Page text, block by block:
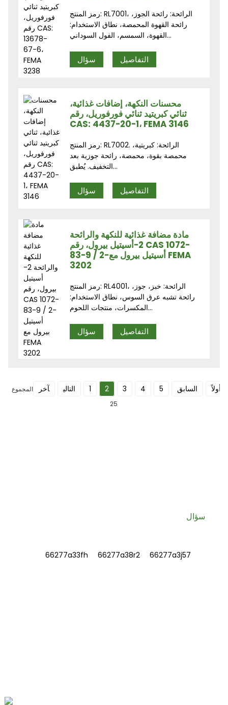
رمز المنتج: RL7001، الرائحة: رائحة الجوز،
رائحة القهوة المحمصة، نطاق الاستخدام:
القهوة، السمسم، الفول السوداني...
سؤال التفاصيل
محسنات النكهة، إضافات غذائية،
ثنائي كبريتيد ثنائي فورفوريل، رقم
CAS: 4437-20-1، FEMA 3146
رمز المنتج: RL7002. الرائحة: كبريتية،
محمصة بقوة، محمصة، رائحة جوزية بعد
التخفيف. يُطبق...
سؤال التفاصيل
مادة مضافة غذائية للنكهة والرائحة
2-أسيتيل بيرول، رقم CAS 1072-
83-9 / 2-أسيتيل بيرول مع FEMA
3202
رمز المنتج: RL4001، الرائحة: خبز، جوز،
رائحة تشبه عرق السوس، نطاق الاستخدام:
المكسرات، منتجات اللحوم...
سؤال التفاصيل
أولاً السابق 1 2 3 4 5 التالي آخر
المجموع
25
سؤال